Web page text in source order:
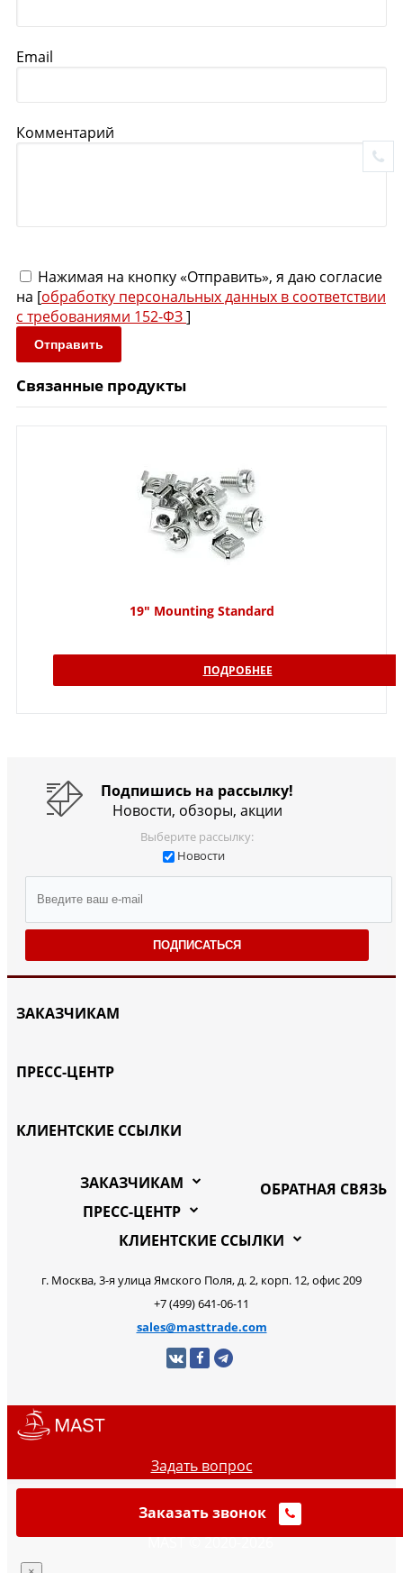
Email
Комментарий
Нажимая на кнопку «Отправить», я даю согласие
на [обработку персональных данных в соответствии
с требованиями 152-ФЗ]
Отправить
Связанные продукты
19" Mounting Standard
ПОДРОБНЕЕ
Подпишись на рассылку!
Новости, обзоры, акции
Выберите рассылку:
Новости
ПОДПИСАТЬСЯ
ЗАКАЗЧИКАМ
ПРЕСС-ЦЕНТР
КЛИЕНТСКИЕ ССЫЛКИ
ОБРАТНАЯ СВЯЗЬ
ЗАКАЗЧИКАМ
ПРЕСС-ЦЕНТР
КЛИЕНТСКИЕ ССЫЛКИ
г. Москва, 3-я улица Ямского Поля, д. 2, корп. 12, офис 209
+7 (499) 641-06-11
sales@masttrade.com
Задать вопрос
Заказать звонок
MAST © 2020-2026